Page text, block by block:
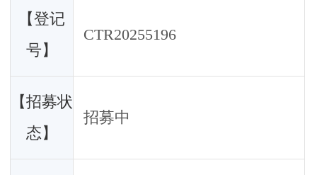
【登记
号】
CTR20255196
【招募状
态】
招募中